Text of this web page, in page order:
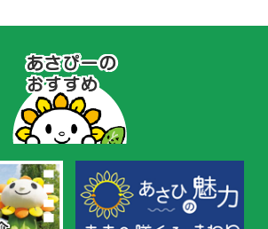
の
お
す
め